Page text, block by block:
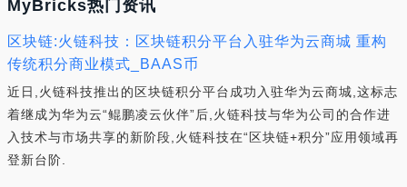
MyBricks热门资讯
区块链:火链科技：区块链积分平台入驻华为云商城 重构
传统积分商业模式_BAAS币
近日,火链科技推出的区块链积分平台成功入驻华为云商城,这标志
着继成为华为云“鲲鹏凌云伙伴”后,火链科技与华为公司的合作进
入技术与市场共享的新阶段,火链科技在“区块链+积分”应用领域再
登新台阶.